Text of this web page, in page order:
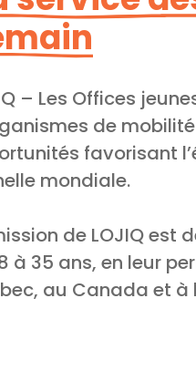
– Les Offices
de
favorisant
mondiale.
de LOJIQ est
à 35 ans, en leur
au Canada et à